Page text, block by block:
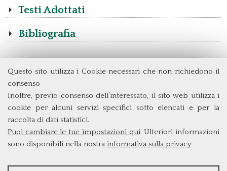
Questo sito utilizza i Cookie necessari che non richiedono il
consenso
Inoltre, previo consenso dell’interessato, il sito web utilizza i
cookie per alcuni servizi specifici sotto elencati e per la
raccolta di dati statistici.
Puoi cambiare le tue impostazioni qui. Ulteriori informazioni
sono disponibili nella nostra informativa sulla privacy
Testi Adottati
Bibliografia
Università degli Studi di Roma Tor Vergata
Via Columbia, 2
00133 Roma (Italia)
Tel. +39 06 7259 3299/5837
biennio@clem.uniroma2.it